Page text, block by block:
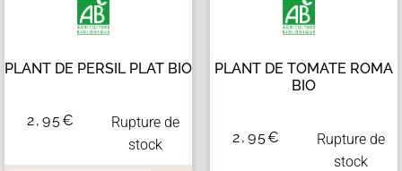
PLANT DE PERSIL PLAT BIO
2,95€
Rupture de
stock
PLANT DE TOMATE ROMA
BIO
2,95€
Rupture de
stock